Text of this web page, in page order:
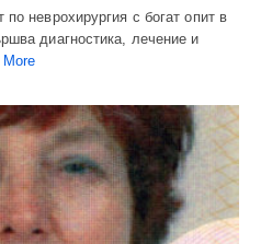
неврохирургия с богат опит в
диагностика, лечение и
More